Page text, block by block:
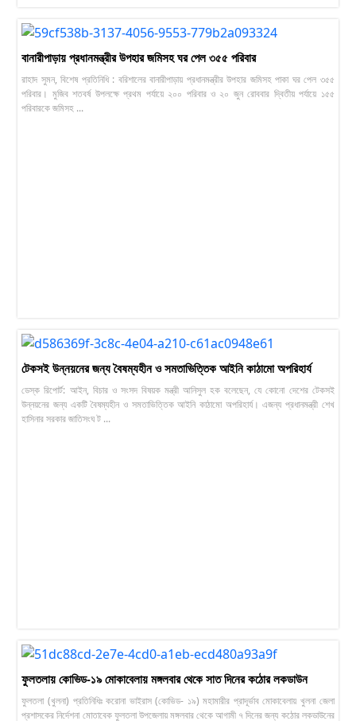
বানারীপাড়ায় প্রধানমন্ত্রীর উপহার জমিসহ ঘর পেল ৩৫৫ পরিবার
রাহাদ সুমন, বিশেষ প্রতিনিধি : বরিশালের বানারীপাড়ায় প্রধানমন্ত্রীর উপহার জমিসহ পাকা ঘর পেল ৩৫৫
পরিবার। মুজিব শতবর্ষ উপলক্ষে প্রথম পর্যায়ে ২০০ পরিবার ও ২০ জুন রোববার দ্বিতীয় পর্যায়ে ১৫৫
পরিবারকে জমিসহ ...
টেকসই উন্নয়নের জন্য বৈষম্যহীন ও সমতাভিত্তিক আইনি কাঠামো অপরিহার্য
ডেস্ক রিপোর্ট: আইন, বিচার ও সংসদ বিষয়ক মন্ত্রী আনিসুল হক বলেছেন, যে কোনো দেশের টেকসই
উন্নয়নের জন্য একটি বৈষম্যহীন ও সমতাভিত্তিক আইনি কাঠামো অপরিহার্য। এজন্য প্রধানমন্ত্রী শেখ
হাসিনার সরকার জাতিসংঘ ট ...
ফুলতলায় কোভিড-১৯ মোকাবেলায় মঙ্গলবার থেকে সাত দিনের কঠোর লকডাউন
ফুলতলা (খুলনা) প্রতিনিধিঃ করোনা ভাইরাস (কোভিড- ১৯) মহামারীর প্রাদূর্ভাব মোকাবেলায় খুলনা জেলা
প্রশাসকের নির্দেশনা মোতাবেক ফুলতলা উপজেলায় মঙ্গলবার থেকে আগামী ৭ দিনের জন্য কঠোর লকডাউনের